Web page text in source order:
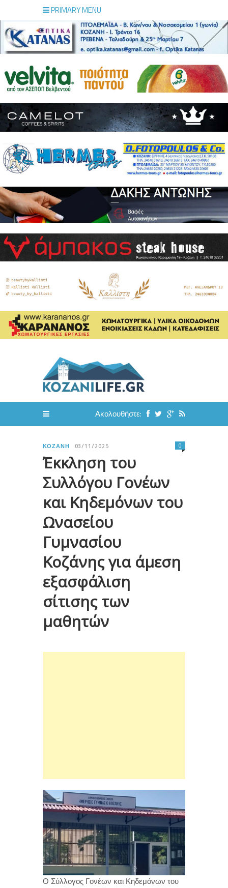
PRIMARY MENU
Ακολουθήστε:
ΚΟΖΆΝΗ 03/11/2025
Έκκληση του
Συλλόγου Γονέων
και Κηδεμόνων του
Ωνασείου
Γυμνασίου
Κοζάνης για άμεση
εξασφάλιση
σίτισης των
μαθητών
0
Ο Σύλλογος Γονέων και Κηδεμόνων του